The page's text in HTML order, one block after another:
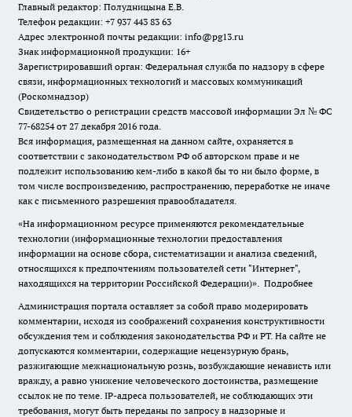
Главный редактор: Полудницына Е.В.
Телефон редакции: +7 937 443 83 63
Адрес электронной почты редакции: info@pg13.ru
Знак информационной продукции: 16+
Зарегистрировавший орган: Федеральная служба по надзору в сфере
связи, информационных технологий и массовых коммуникаций
(Роскомнадзор)
Свидетельство о регистрации средств массовой информации Эл № ФС
77-68254 от 27 декабря 2016 года.
Вся информация, размещенная на данном сайте, охраняется в
соответствии с законодательством РФ об авторском праве и не
подлежит использованию кем-либо в какой бы то ни было форме, в
том числе воспроизведению, распространению, переработке не иначе
как с письменного разрешения правообладателя.
«На информационном ресурсе применяются рекомендательные
технологии (информационные технологии предоставления
информации на основе сбора, систематизации и анализа сведений,
относящихся к предпочтениям пользователей сети "Интернет",
находящихся на территории Российской Федерации)». Подробнее
Администрация портала оставляет за собой право модерировать
комментарии, исходя из соображений сохранения конструктивности
обсуждения тем и соблюдения законодательства РФ и РТ. На сайте не
допускаются комментарии, содержащие нецензурную брань,
разжигающие межнациональную рознь, возбуждающие ненависть или
вражду, а равно унижение человеческого достоинства, размещение
ссылок не по теме. IP-адреса пользователей, не соблюдающих эти
требования, могут быть переданы по запросу в надзорные и